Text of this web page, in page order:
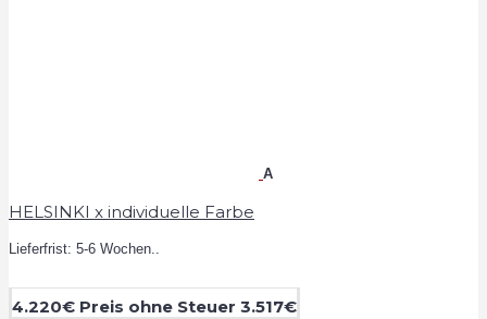
A
HELSINKI x individuelle Farbe
Lieferfrist: 5-6 Wochen..
4.220€ Preis ohne Steuer 3.517€